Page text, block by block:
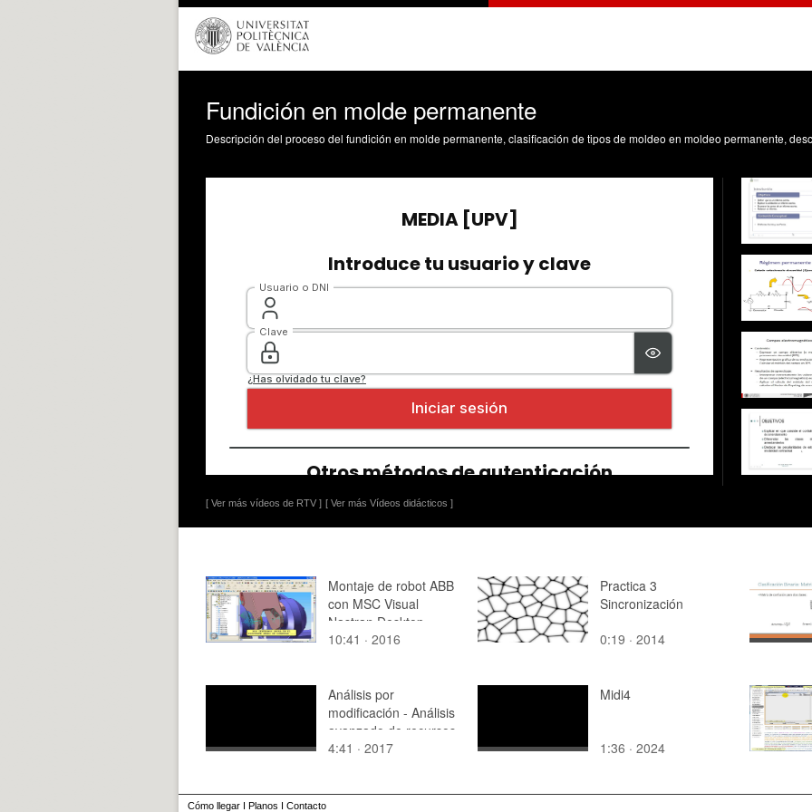
Fundición en molde permanente
[ Ver más vídeos de RTV ] [ Ver más Vídeos didácticos ]
Montaje de robot ABB
con MSC Visual
Nastran Desktop -
Tramo 07 de 07
10:41 · 2016
Practica 3
Sincronización
0:19 · 2014
Análisis por
modificación - Análisis
avanzado de recursos
sonoros
4:41 · 2017
Midi4
1:36 · 2024
Cómo llegar I Planos I Contacto